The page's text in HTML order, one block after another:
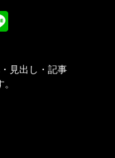
見出し・記事